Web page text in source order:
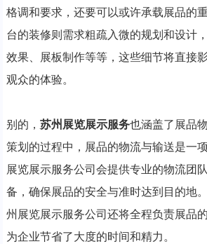
格调和要求，还要可以或许承载展品的
台的装修则需求粗疏入微的规划和设计
效果、展板制作等等，这些细节将直接
观众的体验。
别的， 苏州展览展示服务也涵盖了展品
策划的过程中，展品的物流与输送是一
展览展示服务公司会提供专业的物流团
备，确保展品的安全与准时达到目的地
州展览展示服务公司还将全程负责展品
为企业节省了大度的时间和精力。